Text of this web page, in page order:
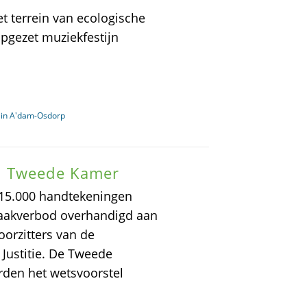
terrein van ecologische
muziekfestijn
A'dam-Osdorp
Kamer
handtekeningen
overhandigd aan
van de
De Tweede
het wetsvoorstel